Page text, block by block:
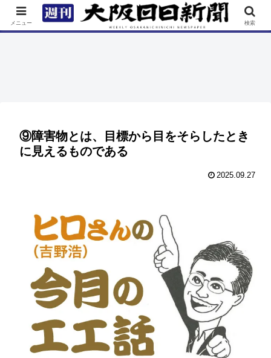
TOP 特集 ニュース 連載 街ネタ イベント
⑨障害物とは、目標から目をそらしたとき
に見えるものである
2025.09.27
メニュー 検索